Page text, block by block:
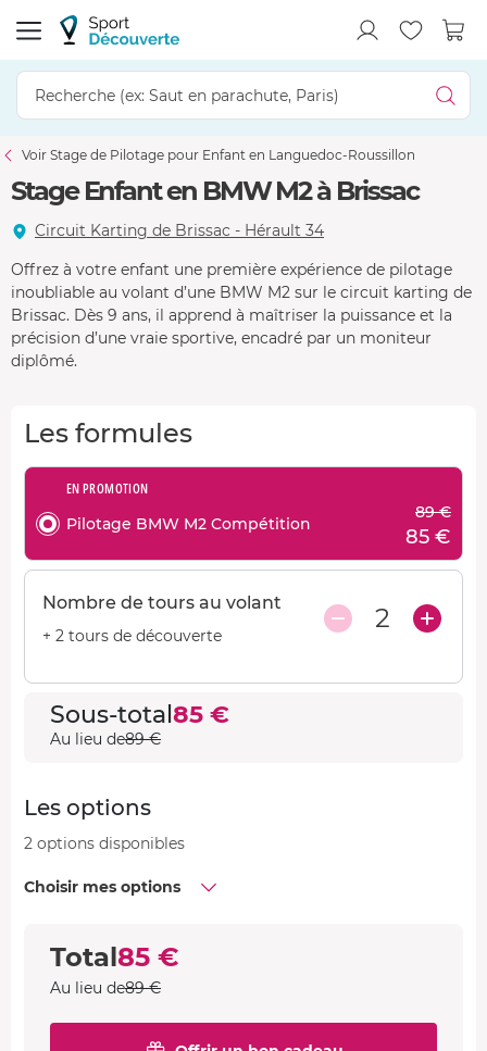
Voir Stage de Pilotage pour Enfant en Languedoc-Roussillon
Stage Enfant en BMW M2 à Brissac
Circuit Karting de Brissac - Hérault 34
Offrez à votre enfant une première expérience de pilotage
inoubliable au volant d’une BMW M2 sur le circuit karting de
Brissac. Dès 9 ans, il apprend à maîtriser la puissance et la
précision d’une vraie sportive, encadré par un moniteur
diplômé.
Les formules
EN PROMOTION
Pilotage BMW M2 Compétition
89 €
85 €
Nombre de tours au volant
+ 2 tours de découverte
2
Sous-total85 €
Au lieu de89 €
Les options
2 options disponibles
Choisir mes options
Total85 €
Au lieu de89 €